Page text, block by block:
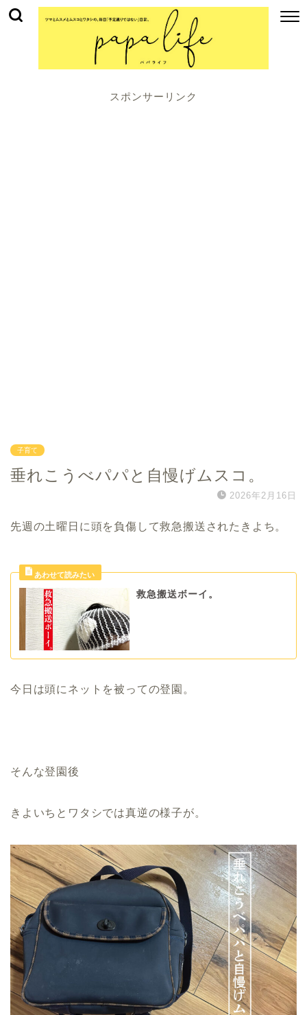
スポンサーリンク
子育て
垂れこうべパパと自慢げムスコ。
2026年2月16日
先週の土曜日に頭を負傷して救急搬送されたきよち。
救急搬送ボーイ。
今日は頭にネットを被っての登園。
そんな登園後
きよいちとワタシでは真逆の様子が。